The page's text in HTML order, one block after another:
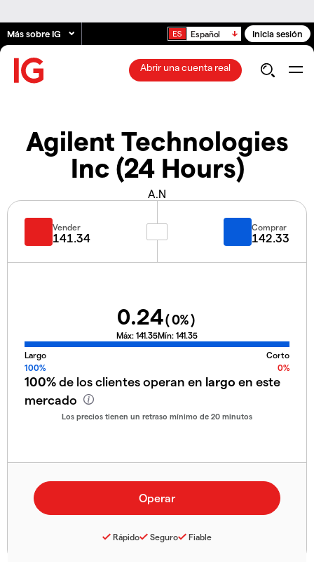
Más sobre IG Español Inicia sesión
Abrir una cuenta real
Agilent Technologies
Inc (24 Hours)
A.N
Vender
141.34
Comprar
142.33
0.24(0%)
Máx: 141.35Mín: 141.35
Largo
Corto
100%
0%
100%de los clientes operan en largo en este
mercado
Los precios tienen un retraso mínimo de 20 minutos
Rápido Seguro Fiable